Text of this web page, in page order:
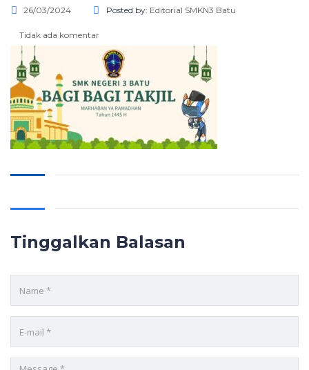
26/03/2024 Posted by: Editorial SMKN3 Batu
Tidak ada komentar
Tinggalkan Balasan